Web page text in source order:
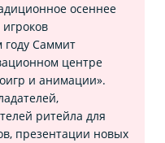
осеннее
году Саммит
центре
и анимации».
ритейла для
презентации новых